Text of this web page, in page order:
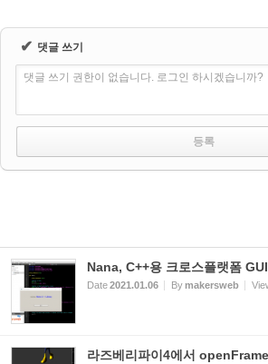
✔ 댓글 쓰기
댓글 쓰기 권한이 없습니다. 로그인 하시겠습니까?
Nana, C++용 크로스플랫폼
Date2021.01.06 Bymakersweb
라즈베리파이4에서